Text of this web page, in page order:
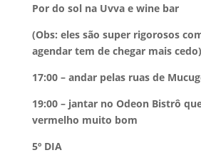
Por do sol na Uvva e wine bar
(Obs: eles são super rigorosos
agendar tem de chegar mais cedo)
17:00 – andar pelas ruas de
19:00 – jantar no Odeon Bistrô
vermelho muito bom
5º DIA